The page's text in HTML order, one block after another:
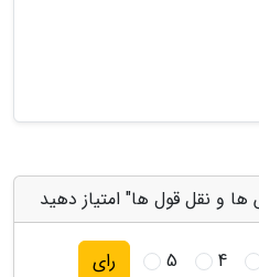
و نقل قول ها" امتیاز دهید
4
5 رای